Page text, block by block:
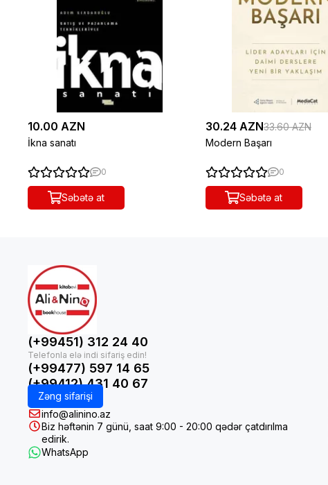
10.00 AZN
İkna sanatı
0
Səbətə at
30.24 AZN33.60 AZN
Modern Başarı
0
Səbətə at
(+99451) 312 24 40
(+99477) 597 14 65
(+99412) 431 40 67
Zəng sifarişi
info@alinino.az
Biz həftənin 7 günü, saat 9:00 - 20:00 qədər çatdırılma
edirik.
WhatsApp